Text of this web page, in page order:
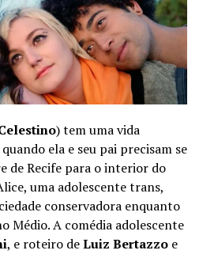
) tem uma vida
ela e seu pai precisam se
de Recife para o interior do
uma adolescente trans,
conservadora enquanto
Médio. A comédia adolescente
, e roteiro deLuiz Bertazzo e